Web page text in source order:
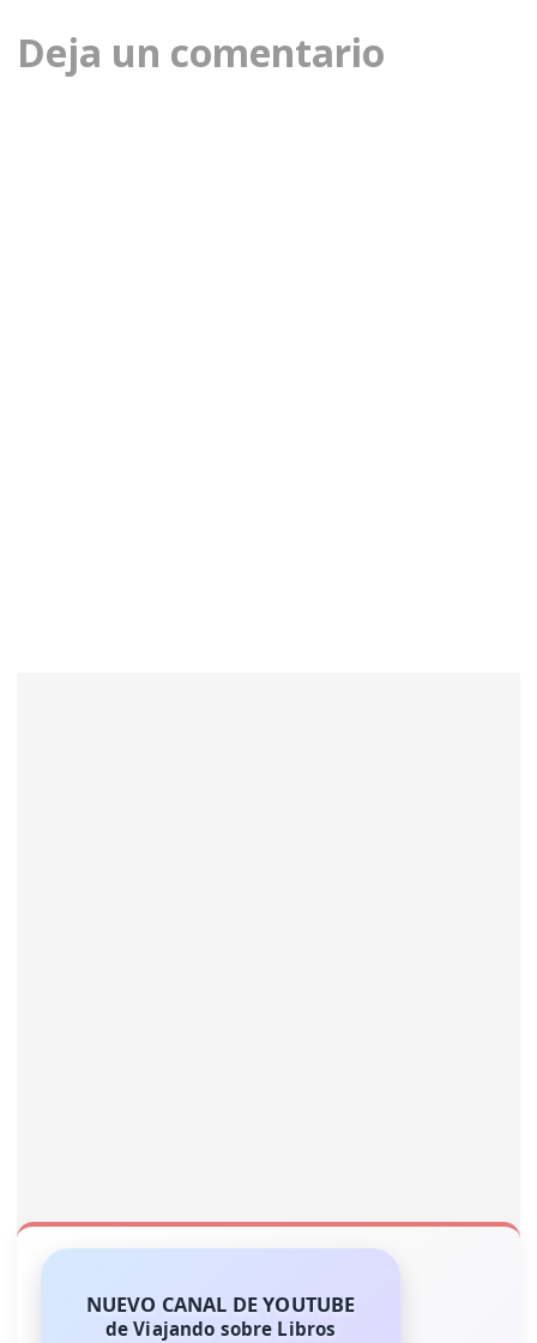
la
entrada
Deja un comentario
NUEVO CANAL DE YOUTUBE
de Viajando sobre Libros